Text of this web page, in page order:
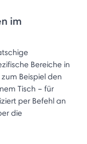
im
Bereiche in
Beispiel den
Tisch – für
per Befehl an
die